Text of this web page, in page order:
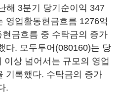
해 3분기 당기순이익 347
영업활동현금흐름 1276억
금흐름 중 수탁금의 증가
다. 모두투어(080160)는 당
이상 넘어서는 규모의 영업
기록했다. 수탁금의 증가
.